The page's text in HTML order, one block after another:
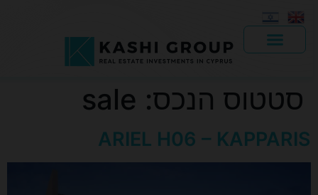
סטטוס הנכס: sale
ARIEL H06 – KAPPARIS